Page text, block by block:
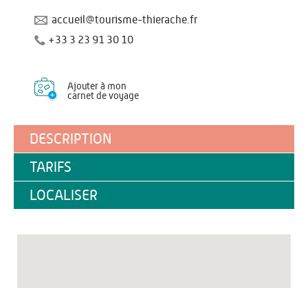
accueil@tourisme-thierache.fr
+33 3 23 91 30 10
Ajouter à mon
carnet de voyage
DESCRIPTION
TARIFS
LOCALISER